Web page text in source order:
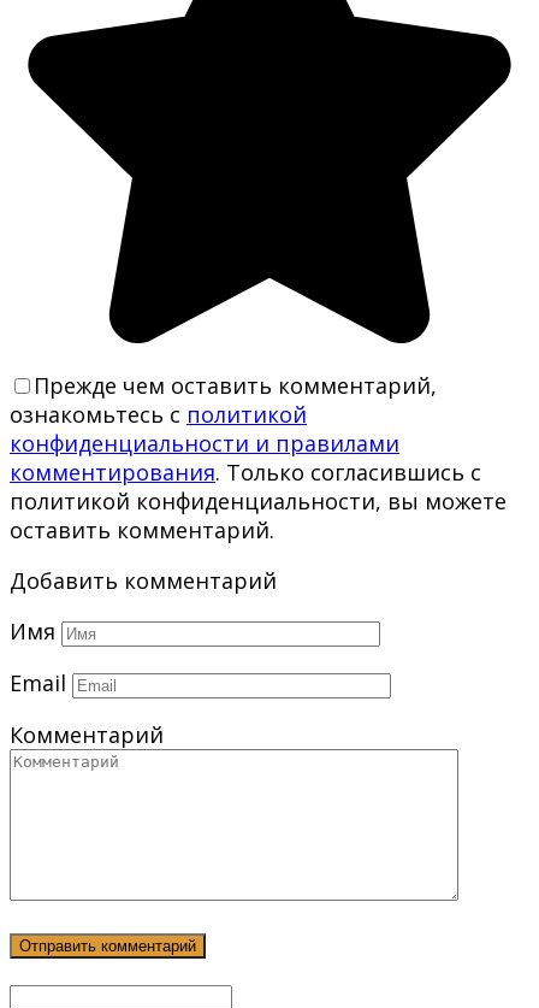
Прежде чем оставить комментарий,
ознакомьтесь с политикой
конфиденциальности и правилами
комментирования. Только согласившись с
политикой конфиденциальности, вы можете
оставить комментарий.
Добавить комментарий
Имя
Email
Комментарий